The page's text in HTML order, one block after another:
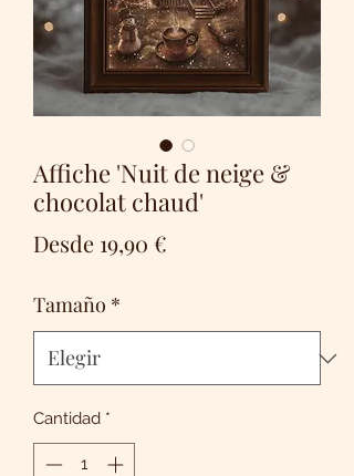
Affiche 'Nuit de neige &
chocolat chaud'
Desde 19,90 €
Tamaño *
Cantidad *